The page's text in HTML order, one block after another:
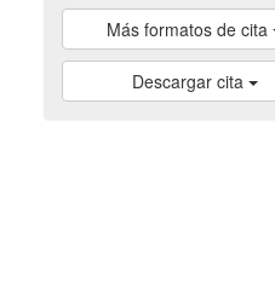
Más formatos de cita
Descargar cita